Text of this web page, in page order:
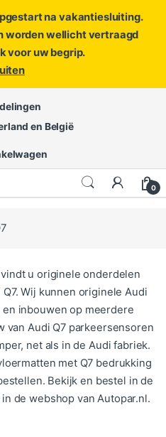
na vakantiesluiting.
worden wellicht vertraagd
voor uw begrip.
een ticket
en België
0
u originele onderdelen
Wij kunnen originele Audi
inbouwen op meerdere
van Audi Q7 parkeersensoren
net als in de Audi fabriek.
met Q7 bedrukking
Bekijk en bestel in de
de webshop van Autopar.nl.